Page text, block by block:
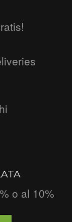
o al 10%